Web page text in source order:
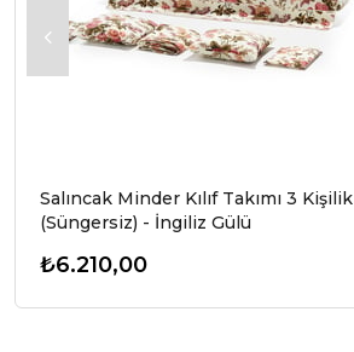
Salıncak Minder Kılıf Takımı 3 Kişilik
(Süngersiz) - İngiliz Gülü
₺6.210,00